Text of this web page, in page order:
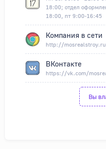
18:00; отдел
18:00, пт 9:00-16:45
Компания в сети
http://mosrealstroy.ru
ВКонтакте
https://vk.com/
Вы